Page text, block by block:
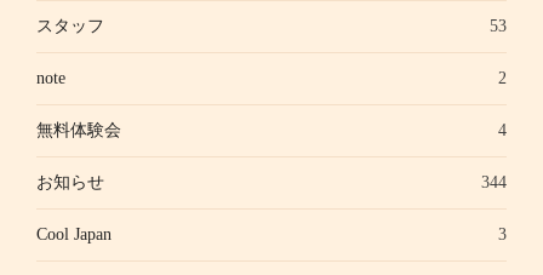
スタッフ 53
note 2
無料体験会 4
お知らせ 344
Cool Japan 3